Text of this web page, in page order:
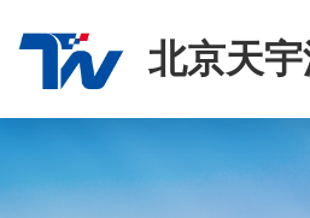
北京天
司